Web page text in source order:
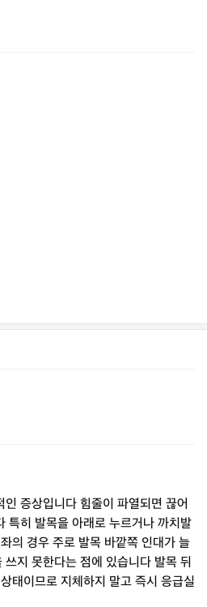
증상입니다 힘줄이 파열되면 끊어
특히 발목을 아래로 누르거나 까치발
의 경우 주로 발목 바깥쪽 인대가 늘
지 못한다는 점에 있습니다 발목 뒤
태이므로 지체하지 말고 즉시 응급실